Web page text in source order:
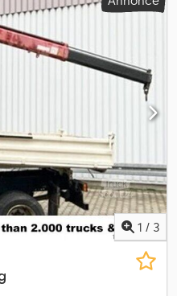
hydraulique à 2 points,
treuil à câble. Crjdjlp
F230AXP.25 avec treuil à
de l’armée suisse ! Peu
9 100 kg, 4,55 m – 4 175 kg,
m – 1 570 kg, 12,35 m –
SUR LES
sous réserve de
et d’erreurs !
1 / 3